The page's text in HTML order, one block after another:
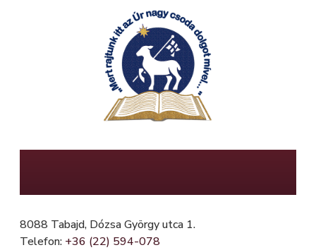
8088 Tabajd, Dózsa György utca 1.
Telefon: +36 (22) 594-078